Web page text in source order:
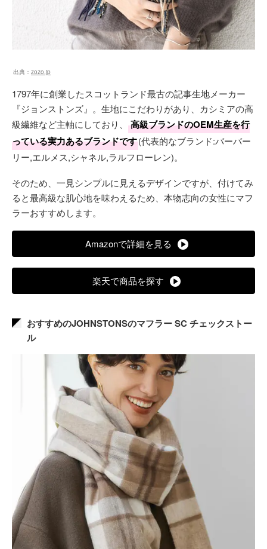
出典： zozo.jp
1797年に創業したスコットランド最古の記事生地メーカー
『ジョンストンズ』。生地にこだわりがあり、カシミアの高
級繊維など主軸にしており、
高級ブランドのOEM生産を行
っている実力あるブランドです(代表的なブランド:バーバー
リー,エルメス,シャネル,ラルフローレン)。
そのため、一見シンプルに見えるデザインですが、付けてみ
ると最高級な肌心地を味わえるため、本物志向の女性にマフ
ラーおすすめします。
Amazonで詳細を見る
楽天で商品を探す
おすすめのJOHNSTONSのマフラー SC チェックストー
ル